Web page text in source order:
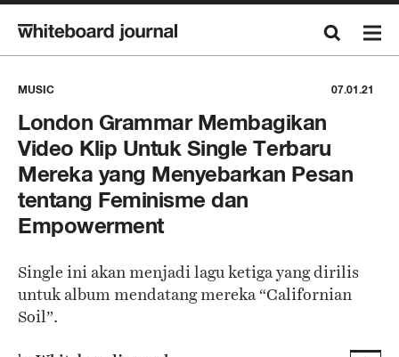
MUSIC 07.01.21
London Grammar Membagikan
Video Klip Untuk Single Terbaru
Mereka yang Menyebarkan Pesan
tentang Feminisme dan
Empowerment
Single ini akan menjadi lagu ketiga yang dirilis
untuk album mendatang mereka “Californian
Soil”.